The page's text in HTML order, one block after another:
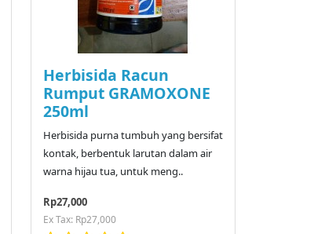
Herbisida Racun
Rumput GRAMOXONE
250ml
Herbisida purna tumbuh yang bersifat
kontak, berbentuk larutan dalam air
warna hijau tua, untuk meng..
Rp27,000
Ex Tax: Rp27,000